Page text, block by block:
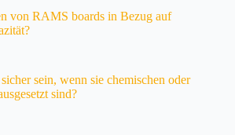
von RAMS boards in Bezug auf
sein, wenn sie chemischen oder
sind?